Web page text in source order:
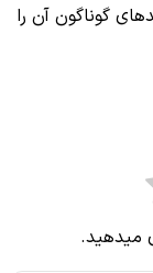
گوناگون آن را
میدهید.